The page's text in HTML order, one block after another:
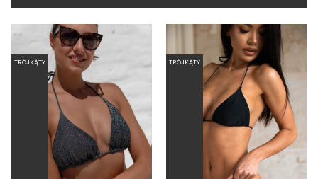
TRÓJKĄTY TRÓJKĄTY